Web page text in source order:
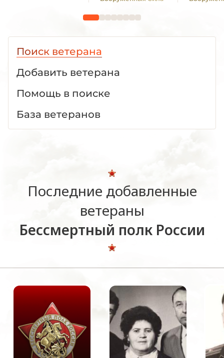
Поиск ветерана
Добавить ветерана
Помощь в поиске
База ветеранов
Последние добавленные
ветераны
Бессмертный полк России